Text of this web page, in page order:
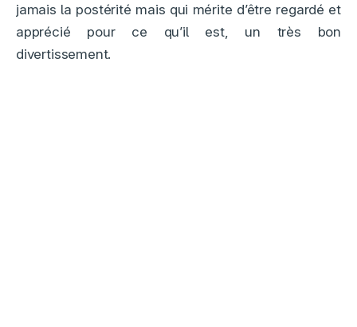
jamais la postérité mais qui mérite d’être regardé et
apprécié pour ce qu’il est, un très bon
divertissement.